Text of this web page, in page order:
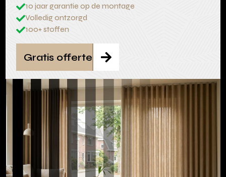
10 jaar garantie op de montage
Volledig ontzorgd
100+ stoffen

Gratis offerte